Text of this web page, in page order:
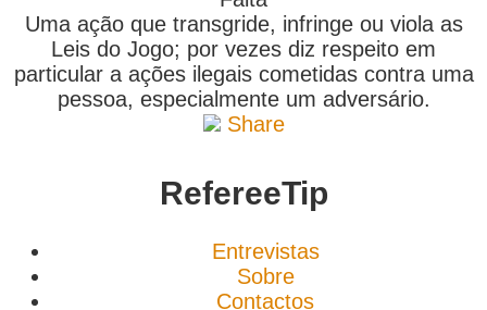
Uma ação que transgride, infringe ou viola as
Leis do Jogo; por vezes diz respeito em
particular a ações ilegais cometidas contra uma
pessoa, especialmente um adversário.
Share
RefereeTip
Entrevistas
Sobre
Contactos